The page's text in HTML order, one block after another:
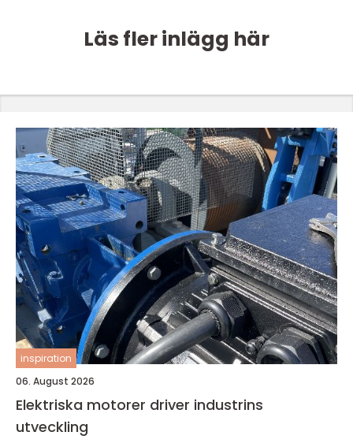
Läs fler inlägg här
inspiration
06. August 2026
Elektriska motorer driver industrins
utveckling